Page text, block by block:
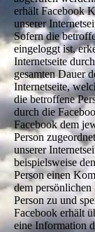
erhält Facebook
unserer
Sofern die
eingeloggt ist,
Internetseite
gesamten Dauer
Internetseite,
die betroffene
durch die
Facebook dem
Person
unserer
beispielsweise
Person einen
dem
Person zu und
Facebook erhält
eine Information